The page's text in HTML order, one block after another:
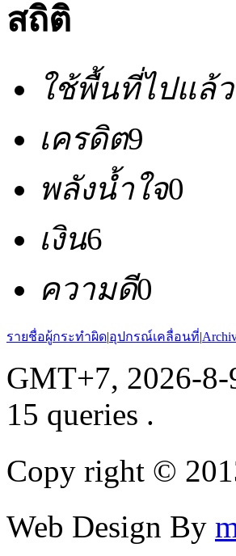
สถิติ
ใช้พื้นที่ไปแล้ว
เครดิต9
พลังน้ำใจ0
เงิน6
ความดี0
รายชื่อผู้กระทำผิด|อุปกรณ์เคลื่อนที่|
GMT+7, 2026-8-
15 queries .
Copy right ©
Web Design By